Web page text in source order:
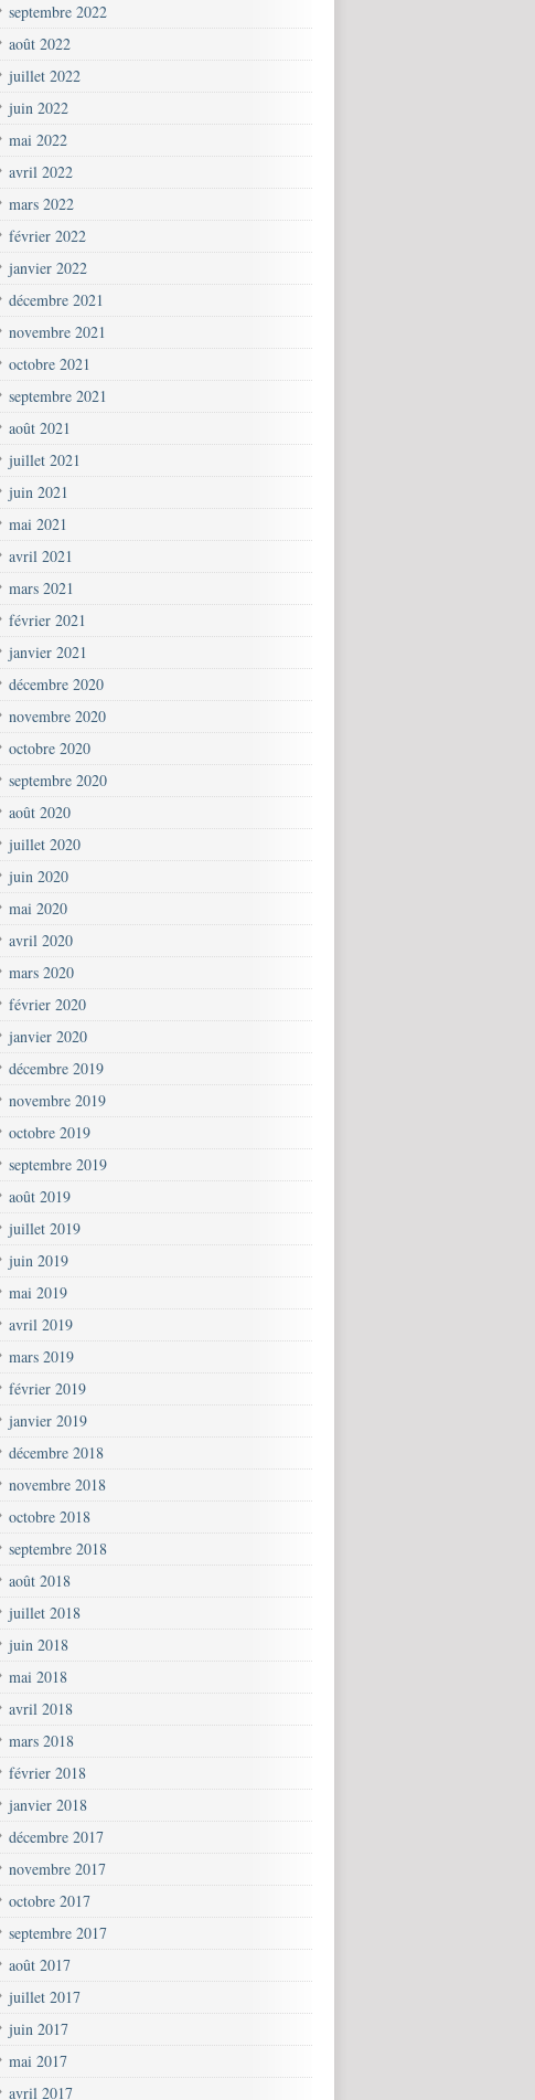
septembre 2022
août 2022
juillet 2022
juin 2022
mai 2022
avril 2022
mars 2022
février 2022
janvier 2022
décembre 2021
novembre 2021
octobre 2021
septembre 2021
août 2021
juillet 2021
juin 2021
mai 2021
avril 2021
mars 2021
février 2021
janvier 2021
décembre 2020
novembre 2020
octobre 2020
septembre 2020
août 2020
juillet 2020
juin 2020
mai 2020
avril 2020
mars 2020
février 2020
janvier 2020
décembre 2019
novembre 2019
octobre 2019
septembre 2019
août 2019
juillet 2019
juin 2019
mai 2019
avril 2019
mars 2019
février 2019
janvier 2019
décembre 2018
novembre 2018
octobre 2018
septembre 2018
août 2018
juillet 2018
juin 2018
mai 2018
avril 2018
mars 2018
février 2018
janvier 2018
décembre 2017
novembre 2017
octobre 2017
septembre 2017
août 2017
juillet 2017
juin 2017
mai 2017
avril 2017